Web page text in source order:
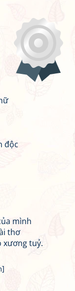
độc
mình
thơ
xương tuỷ.